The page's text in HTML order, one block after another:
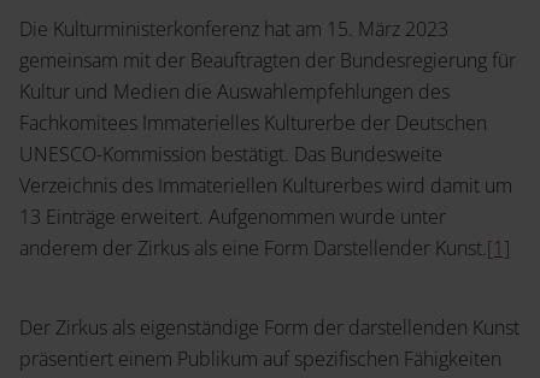
Termine
Karriere
Open Access
Young Academics
Presse
Die Kulturministerkonferenz hat am 15. März 2023
gemeinsam mit der Beauftragten der Bundesregierung für
Kultur und Medien die Auswahlempfehlungen des
Fachkomitees Immaterielles Kulturerbe der Deutschen
UNESCO-Kommission bestätigt. Das Bundesweite
Verzeichnis des Immateriellen Kulturerbes wird damit um
13 Einträge erweitert. Aufgenommen wurde unter
anderem der Zirkus als eine Form Darstellender Kunst.[1]
Der Zirkus als eigenständige Form der darstellenden Kunst
präsentiert einem Publikum auf spezifischen Fähigkeiten